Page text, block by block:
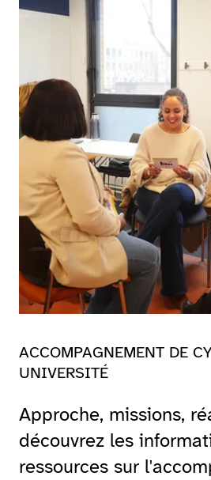
ACCOMPAGNEMENT DE
UNIVERSITÉ
Approche, missions,
découvrez les
ressources sur